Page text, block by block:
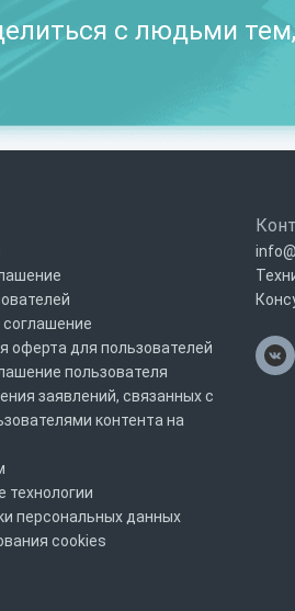
с людьми
соглашение
оферта для пользователей
пользователя
заявлений, связанных с
контента на
технологии
персональных данных
cookies